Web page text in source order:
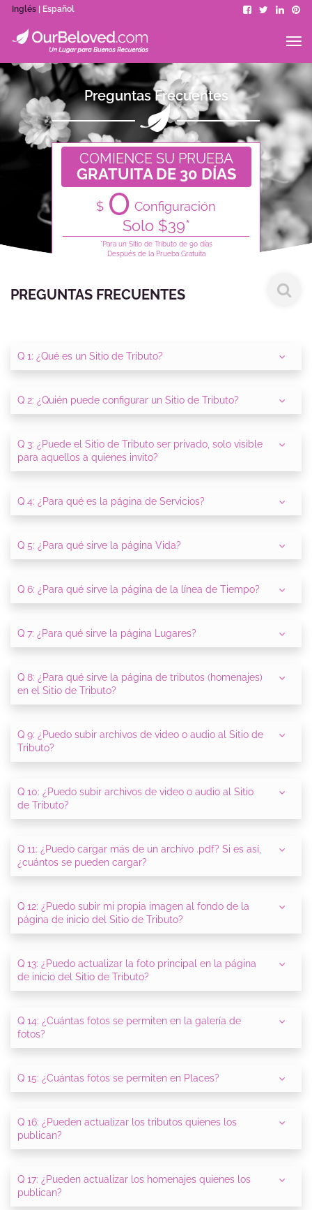
Inglés | Español
Preguntas Frecuentes
COMIENCE SU PRUEBA
GRATUITA DE 30 DÍAS
$ 0 Configuración
Solo $39*
*Para un Sitio de Tributo de 90 días
Después de la Prueba Gratuita
PREGUNTAS FRECUENTES
Q 1: ¿Qué es un Sitio de Tributo?
Q 2: ¿Quién puede configurar un Sitio de Tributo?
Q 3: ¿Puede el Sitio de Tributo ser privado, solo visible
para aquellos a quienes invito?
Q 4: ¿Para qué es la página de Servicios?
Q 5: ¿Para qué sirve la página Vida?
Q 6: ¿Para qué sirve la página de la línea de Tiempo?
Q 7: ¿Para qué sirve la página Lugares?
Q 8: ¿Para qué sirve la página de tributos (homenajes)
en el Sitio de Tributo?
Q 9: ¿Puedo subir archivos de video o audio al Sitio de
Tributo?
Q 10: ¿Puedo subir archivos de video o audio al Sitio
de Tributo?
Q 11: ¿Puedo cargar más de un archivo .pdf? Si es así,
¿cuántos se pueden cargar?
Q 12: ¿Puedo subir mi propia imagen al fondo de la
página de inicio del Sitio de Tributo?
Q 13: ¿Puedo actualizar la foto principal en la página
de inicio del Sitio de Tributo?
Q 14: ¿Cuántas fotos se permiten en la galería de
fotos?
Q 15: ¿Cuántas fotos se permiten en Places?
Q 16: ¿Pueden actualizar los tributos quienes los
publican?
Q 17: ¿Pueden actualizar los homenajes quienes los
publican?